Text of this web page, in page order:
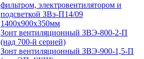
фильтром, электровентилятором и
подсветкой ЗВэ-П14/09
1400х900х350мм
Зонт вентиляционный ЗВЭ-800-2-П
(над 700-й серией)
Зонт вентиляционный ЗВЭ-900-1,5-П